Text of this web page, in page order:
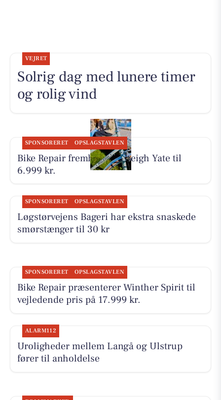
VEJRET
Solrig dag med lunere timer
og rolig vind
SPONSORERET OPSLAGSTAVLEN
Bike Repair fremhæver Raleigh Yate til
6.999 kr.
SPONSORERET OPSLAGSTAVLEN
Løgstørvejens Bageri har ekstra snaskede
smørstænger til 30 kr
SPONSORERET OPSLAGSTAVLEN
Bike Repair præsenterer Winther Spirit til
vejledende pris på 17.999 kr.
ALARM112
Uroligheder mellem Langå og Ulstrup
fører til anholdelse